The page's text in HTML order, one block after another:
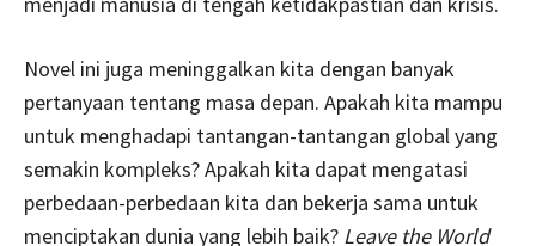
Novel ini juga meninggalkan kita dengan banyak
pertanyaan tentang masa depan. Apakah kita mampu
untuk menghadapi tantangan-tantangan global yang
semakin kompleks? Apakah kita dapat mengatasi
perbedaan-perbedaan kita dan bekerja sama untuk
menciptakan dunia yang lebih baik? Leave the World